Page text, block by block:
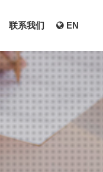
联系我们 EN